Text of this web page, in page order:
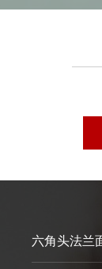
六角头法兰